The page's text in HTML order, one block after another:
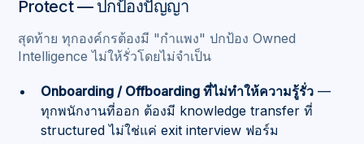
Protect — ปกป้องปัญญา
สุดท้าย ทุกองค์กรต้องมี "กำแพง" ปกป้อง Owned
Intelligence ไม่ให้รั่วโดยไม่จำเป็น
Onboarding / Offboarding ที่ไม่ทำให้ความรู้รั่ว —
ทุกพนักงานที่ออก ต้องมี knowledge transfer ที่
structured ไม่ใช่แค่ exit interview ฟอร์ม